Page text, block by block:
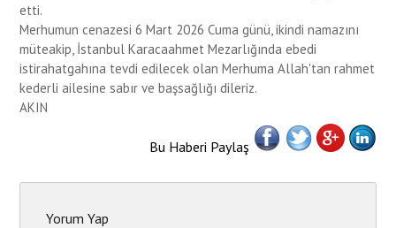
etti.
Merhumun cenazesi 6 Mart 2026 Cuma günü, ikindi namazını
müteakip, İstanbul Karacaahmet Mezarlığında ebedi
istirahatgahına tevdi edilecek olan Merhuma Allah'tan rahmet
kederli ailesine sabır ve başsağlığı dileriz.
AKIN
Bu Haberi Paylaş
Yorum Yap